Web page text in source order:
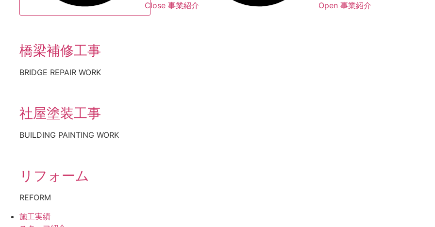
Close 事業紹介 Open 事業紹介
橋梁補修工事
BRIDGE REPAIR WORK
社屋塗装工事
BUILDING PAINTING WORK
リフォーム
REFORM
施工実績